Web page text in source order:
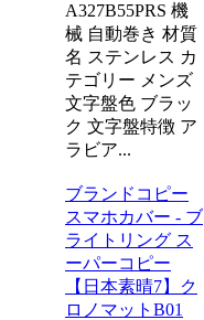
A327B55PRS 機
械 自動巻き 材質
名 ステンレス カ
テゴリー メンズ
文字盤色 ブラッ
ク 文字盤特徴 ア
ラビア...
ブランドコピー
スマホカバー - ブ
ライトリング ス
ーパーコピー
【日本素晴7】ク
ロノマットB01